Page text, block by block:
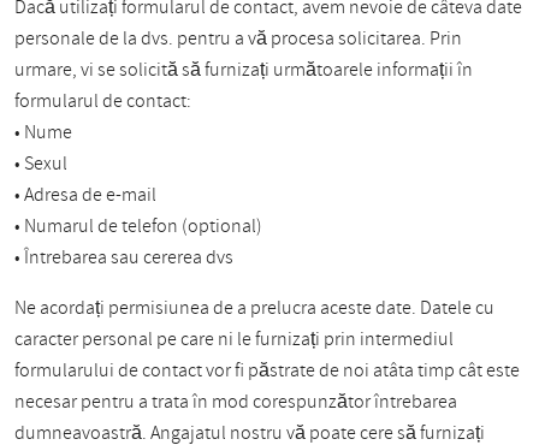
Dacă utilizați formularul de contact, avem nevoie de câteva date
personale de la dvs. pentru a vă procesa solicitarea. Prin
urmare, vi se solicită să furnizați următoarele informații în
formularul de contact:
• Nume
• Sexul
• Adresa de e-mail
• Numarul de telefon (optional)
• Întrebarea sau cererea dvs
Ne acordați permisiunea de a prelucra aceste date. Datele cu
caracter personal pe care ni le furnizați prin intermediul
formularului de contact vor fi păstrate de noi atâta timp cât este
necesar pentru a trata în mod corespunzător întrebarea
dumneavoastră. Angajatul nostru vă poate cere să furnizați